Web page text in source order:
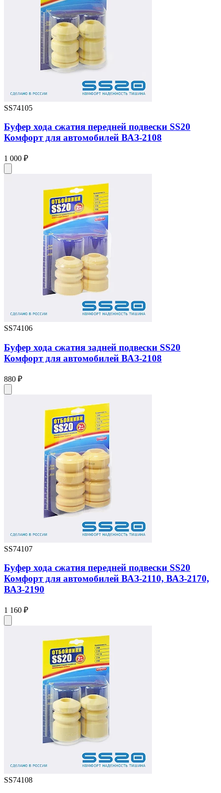
SS74105
Буфер хода сжатия передней подвески SS20
Комфорт для автомобилей ВАЗ-2108
1 000 ₽
SS74106
Буфер хода сжатия задней подвески SS20
Комфорт для автомобилей ВАЗ-2108
880 ₽
SS74107
Буфер хода сжатия передней подвески SS20
Комфорт для автомобилей ВАЗ-2110, ВАЗ-2170,
ВАЗ-2190
1 160 ₽
SS74108